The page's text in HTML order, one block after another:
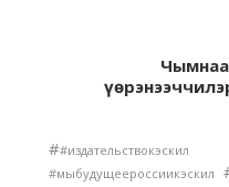
#
#мыбудущеероссиикэскил